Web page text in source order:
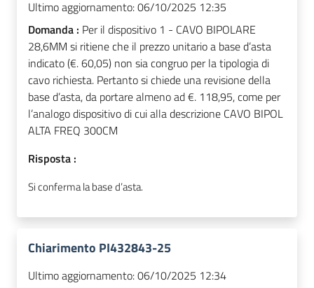
Ultimo aggiornamento:06/10/2025 12:35
Domanda : Per il dispositivo 1 - CAVO BIPOLARE
28,6MM si ritiene che il prezzo unitario a base d’asta
indicato (€. 60,05) non sia congruo per la tipologia di
cavo richiesta. Pertanto si chiede una revisione della
base d’asta, da portare almeno ad €. 118,95, come per
l’analogo dispositivo di cui alla descrizione CAVO BIPOL
ALTA FREQ 300CM
Risposta :
Si conferma la base d’asta.
Chiarimento PI432843-25
Ultimo aggiornamento:06/10/2025 12:34